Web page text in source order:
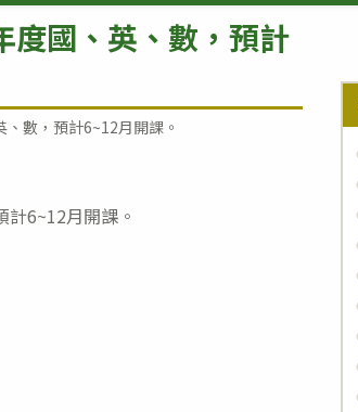
度國、英、數，預計
數，預計6~12月開課。
6~12月開課。